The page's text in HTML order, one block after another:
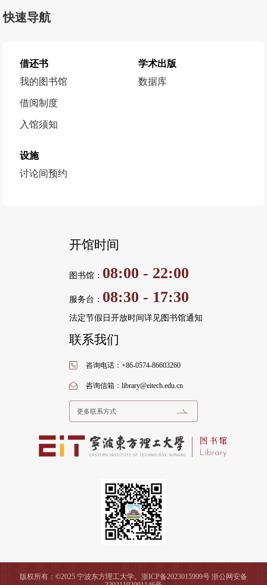
快速导航
借还书
我的图书馆
借阅制度
入馆须知
学术出版
数据库
设施
讨论间预约
开馆时间
图书馆： 08:00 - 22:00
服务台： 08:30 - 17:30
法定节假日开放时间详见图书馆通知
联系我们
咨询电话：+86-0574-86603260
咨询信箱：library@eitech.edu.cn
更多联系方式
版权所有：©2025 宁波东方理工大学。浙ICP备2023015999号 浙公网安备